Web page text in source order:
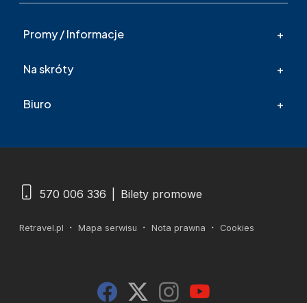
Promy / Informacje
Na skróty
Biuro
570 006 336 Bilety promowe
Retravel.pl Mapa serwisu Nota prawna Cookies